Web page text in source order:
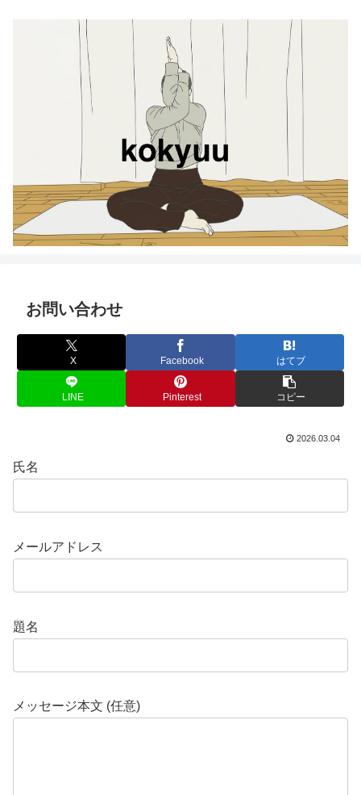
お問い合わせ
X Facebook はてブ
LINE Pinterest コピー
2026.03.04
氏名
メールアドレス
題名
メッセージ本文 (任意)